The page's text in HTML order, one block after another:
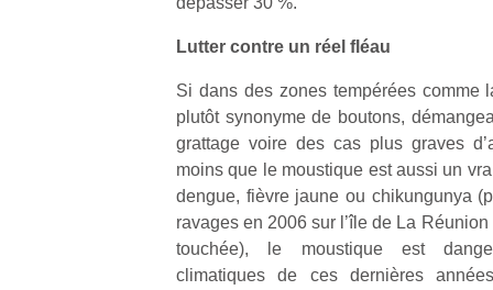
Lutter contre un réel fléau
Si dans des zones tempérées comme
plutôt synonyme de boutons,
grattage voire des cas plus graves
moins que le moustique est aussi un
dengue, fièvre jaune ou chikungunya
ravages en 2006 sur l’île de La
touchée), le moustique est
climatiques de ces dernières
nouvelle
mécanique
Beeper
enfants
débordent
souvent
d’énergie.
Varier les
occupations
n’est pas
les petits !
Durant les
estivales
et avec le
retour des
beaux
jours, c’est
l’occasion
rêvée